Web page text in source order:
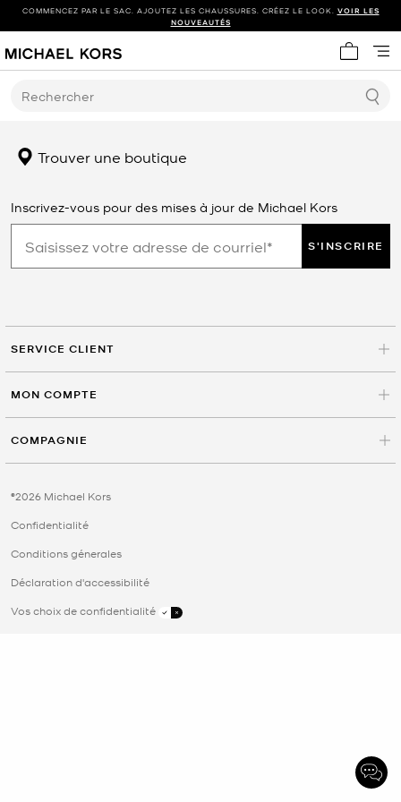
COMMENCEZ PAR LE SAC. AJOUTEZ LES CHAUSSURES. CRÉEZ LE LOOK. VOIR LES
NOUVEAUTÉS
Mon
Rechercher
Trouver une boutique
Inscrivez-vous pour des mises à jour de Michael Kors
S'INSCRIRE
SERVICE CLIENT
MON COMPTE
COMPAGNIE
©2026 Michael Kors
Confidentialité
Conditions génerales
Déclaration d'accessibilité
Vos choix de confidentialité